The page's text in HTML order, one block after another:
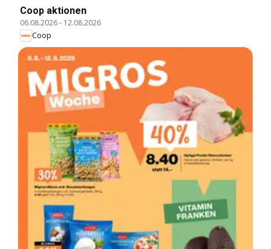
Coop aktionen
06.08.2026- 12.08.2026
Coop